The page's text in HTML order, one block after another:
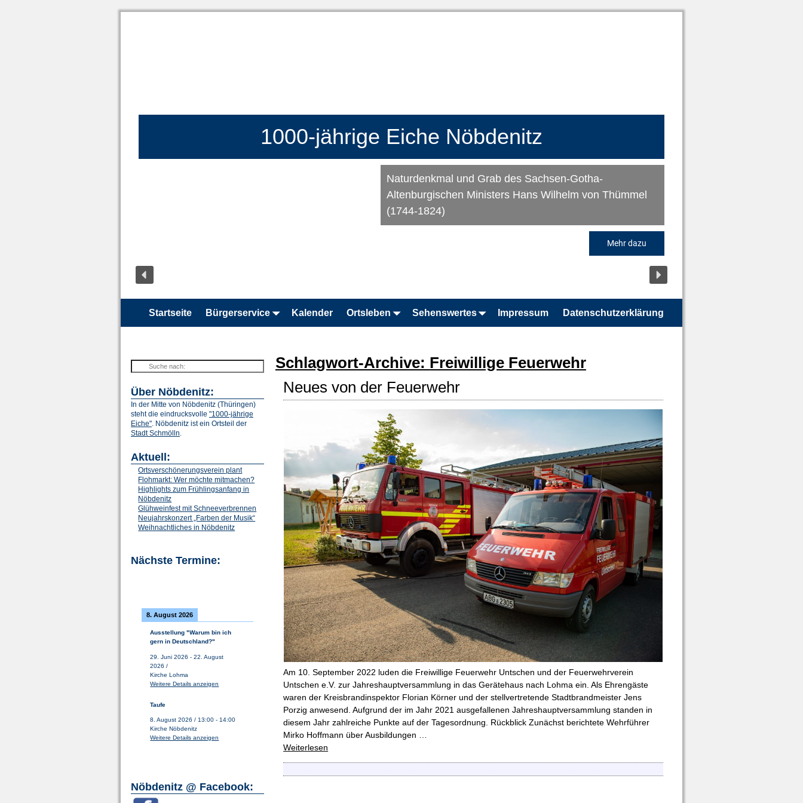
1000-jährige Eiche Nöbdenitz
Naturdenkmal und Grab des Sachsen-Gotha-
Altenburgischen Ministers Hans Wilhelm von Thümmel
(1744-1824)
Mehr dazu
Startseite Bürgerservice Kalender Ortsleben Sehenswertes Impressum Datenschutzerklärung
Schlagwort-Archive: Freiwillige Feuerwehr
Neues von der Feuerwehr
Am 10. September 2022 luden die Freiwillige Feuerwehr Untschen und der Feuerwehrverein
Untschen e.V. zur Jahreshauptversammlung in das Gerätehaus nach Lohma ein. Als Ehrengäste
waren der Kreisbrandinspektor Florian Körner und der stellvertretende Stadtbrandmeister Jens
Porzig anwesend. Aufgrund der im Jahr 2021 ausgefallenen Jahreshauptversammlung standen in
diesem Jahr zahlreiche Punkte auf der Tagesordnung. Rückblick Zunächst berichtete Wehrführer
Mirko Hoffmann über Ausbildungen
Weiterlesen
Über Nöbdenitz:
In der Mitte von Nöbdenitz (Thüringen)
steht die eindrucksvolle "1000-jährige
Eiche". Nöbdenitz ist ein Ortsteil der
Stadt Schmölln.
Aktuell:
Ortsverschönerungsverein plant
Flohmarkt: Wer möchte mitmachen?
Highlights zum Frühlingsanfang in
Nöbdenitz
Glühweinfest mit Schneeverbrennen
Neujahrskonzert „Farben der Musik“
Weihnachtliches in Nöbdenitz
Nächste Termine:
8. August 2026
Ausstellung "Warum bin ich
gern in Deutschland?"
29. Juni 2026 -22. August
2026 /
Kirche Lohma
Weitere Details anzeigen
Taufe
8. August 2026 /13:00 -14:00
Kirche Nöbdenitz
Weitere Details anzeigen
Nöbdenitz @ Facebook: